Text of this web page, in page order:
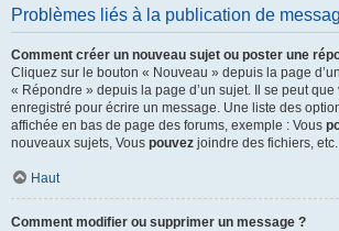
Problèmes liés à la publication de
Comment créer un nouveau sujet ou poster une
Cliquez sur le bouton « Nouveau » depuis la page
« Répondre » depuis la page d’un sujet. Il se peut que
enregistré pour écrire un message. Une liste des
affichée en bas de page des forums, exemple : Vous
nouveaux sujets, Vous pouvez joindre des fichiers, etc.
Haut
Comment modifier ou supprimer un message ?